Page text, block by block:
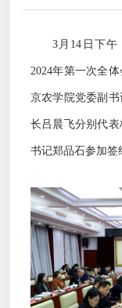
3月14日下午
2024年第一次全
京农学院党委副
长吕晨飞分别代
书记郑品石参加签